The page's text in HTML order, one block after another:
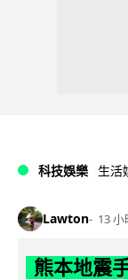
科技娛樂 生活
Lawton 13 小
熊本地震